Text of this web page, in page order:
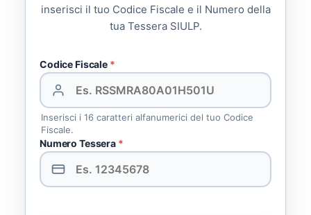
inserisci il tuo Codice Fiscale e il Numero della
tua Tessera SIULP.
Codice Fiscale *
Inserisci i 16 caratteri alfanumerici del tuo Codice
Fiscale.
Numero Tessera *